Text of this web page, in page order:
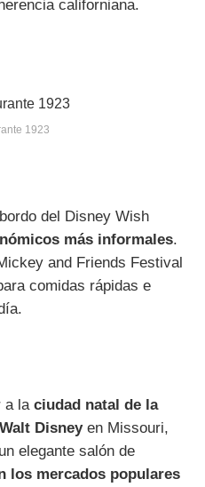
californiana.
1923
del Disney Wish
más informales.
and Friends Festival
comidas rápidas e
a la ciudad natal de la
Disneyen Missouri,
elegante salón de
los mercados populares